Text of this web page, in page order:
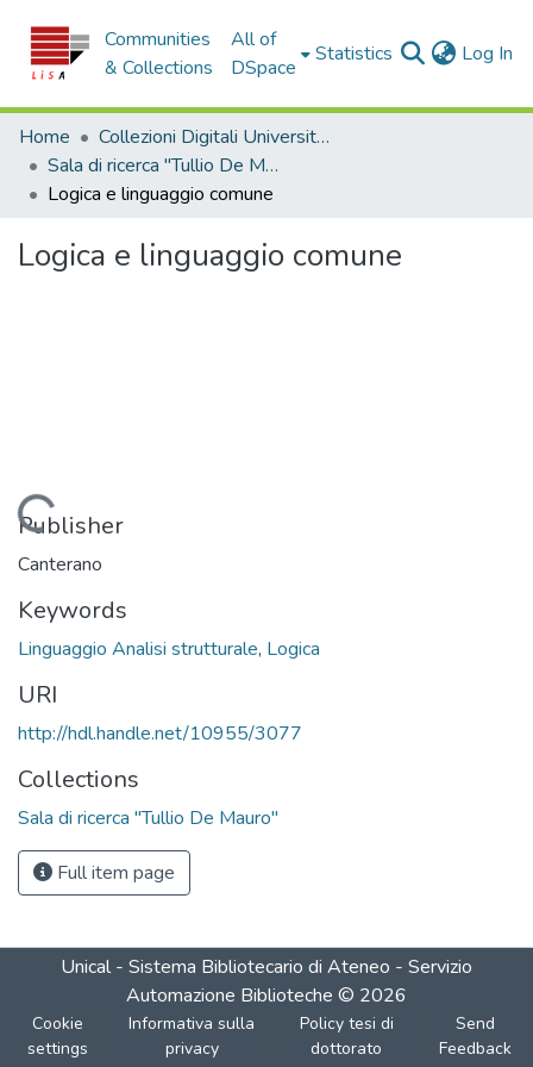
Communities
& Collections
All of
DSpace
Statistics Log In
Home
Collezioni Digitali Università della Calabria
Sala di ricerca "Tullio De Mauro"
Logica e linguaggio comune
Logica e linguaggio comune
Loading...
Publisher
Canterano
Keywords
Linguaggio Analisi strutturale, Logica
URI
http://hdl.handle.net/10955/3077
Collections
Sala di ricerca "Tullio De Mauro"
Full item page
Unical - Sistema Bibliotecario di Ateneo - Servizio
Automazione Biblioteche © 2026
Cookie
settings
Informativa sulla
privacy
Policy tesi di
dottorato
Send
Feedback